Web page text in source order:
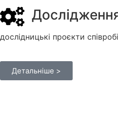
Дослідження
дослідницькі проєкти
Детальніше >